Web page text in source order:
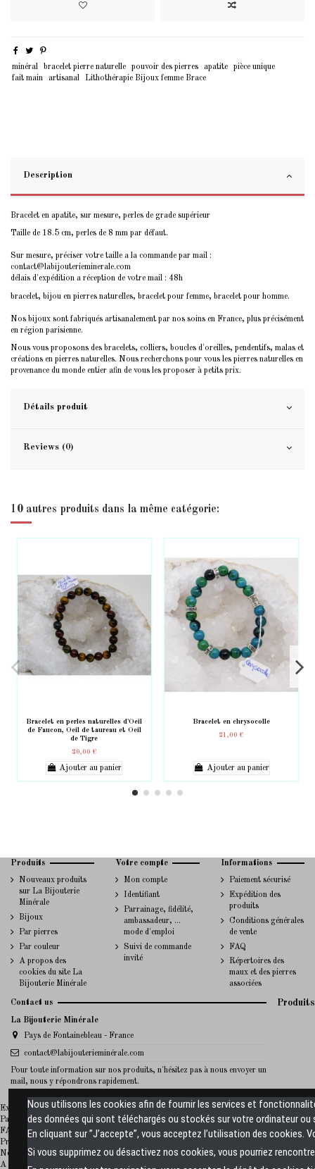
minéral bracelet pierre naturelle pouvoir des pierres apatite
pièce unique
fait main
artisanal Lithothérapie Bijoux femme Brace
Description
Bracelet en apatite, sur mesure, perles de grade supérieur
Taille de 18.5 cm, perles de 8 mm par défaut.
Sur mesure, préciser votre taille a la commande par mail :
contact@labijouterieminerale.com
délais d'expédition a réception de votre mail : 48h
bracelet, bijou en pierres naturelles, bracelet pour femme, bracelet pour homme.
Nos bijoux sont fabriqués artisanalement par nos soins en France, plus précisément
en région parisienne.
Nous vous proposons des bracelets, colliers, boucles d'oreilles, pendentifs, malas et
créations en pierres naturelles. Nous recherchons pour vous les pierres naturelles en
provenance du monde entier afin de vous les proposer à petits prix.
Détails produit
Reviews (0)
10 autres produits dans la même catégorie:
Bracelet en perles naturelles d'Oeil
de Faucon, Oeil de taureau et Oeil
de Tigre
20,00 €
Ajouter au panier
Bracelet en chrysocolle
21,00 €
Ajouter au panier
Produits
Nouveaux produits
sur La Bijouterie
Minérale
Bijoux
Par pierres
Par couleur
A propos des
cookies du site La
Bijouterie Minérale
Votre compte
Mon compte
Identifiant
Parrainage, fidélité,
ambassadeur, ...
mode d'emploi
Suivi de commande
invité
Informations
Paiement sécurisé
Expédition des
produits
Conditions générales
de vente
FAQ
Répertoires des
maux et des pierres
associées
Contact us
La Bijouterie Minérale
Pays de Fontainebleau - France
contact@labijouterieminérale.com
Pour toute information sur nos produits, n'hésitez pas à nous envoyer un
mail, nous y répondrons rapidement.
Produits
Expédition des produits
Paiement sécurisé
FAQ
Promotions
Nouveaux produits sur La Bijouterie Minérale
La Bijouterie Minerale
A propos de La Bijouterie Minérale
Nous utilisons les cookies afin de fournir les services et
des données qui sont téléchargés ou stockés sur votre ordinateur ou
En cliquant sur ”J’accepte”, vous acceptez l’utilisation des cookies.
Si vous supprimez ou désactivez nos cookies, vous pourriez